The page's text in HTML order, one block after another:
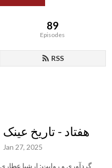
89
Episodes
RSS
هفتاد - تاریخ عینک
Jan 27, 2025
گردآوری و روایت: ارشیا عطاری